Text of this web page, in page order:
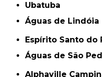
Ubatuba
Águas de Lindóia
Espírito Santo do
Águas de São
Alphaville